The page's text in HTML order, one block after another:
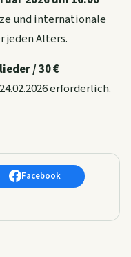
und internationale
jeden Alters.
/ 30 €
erforderlich.
Facebook